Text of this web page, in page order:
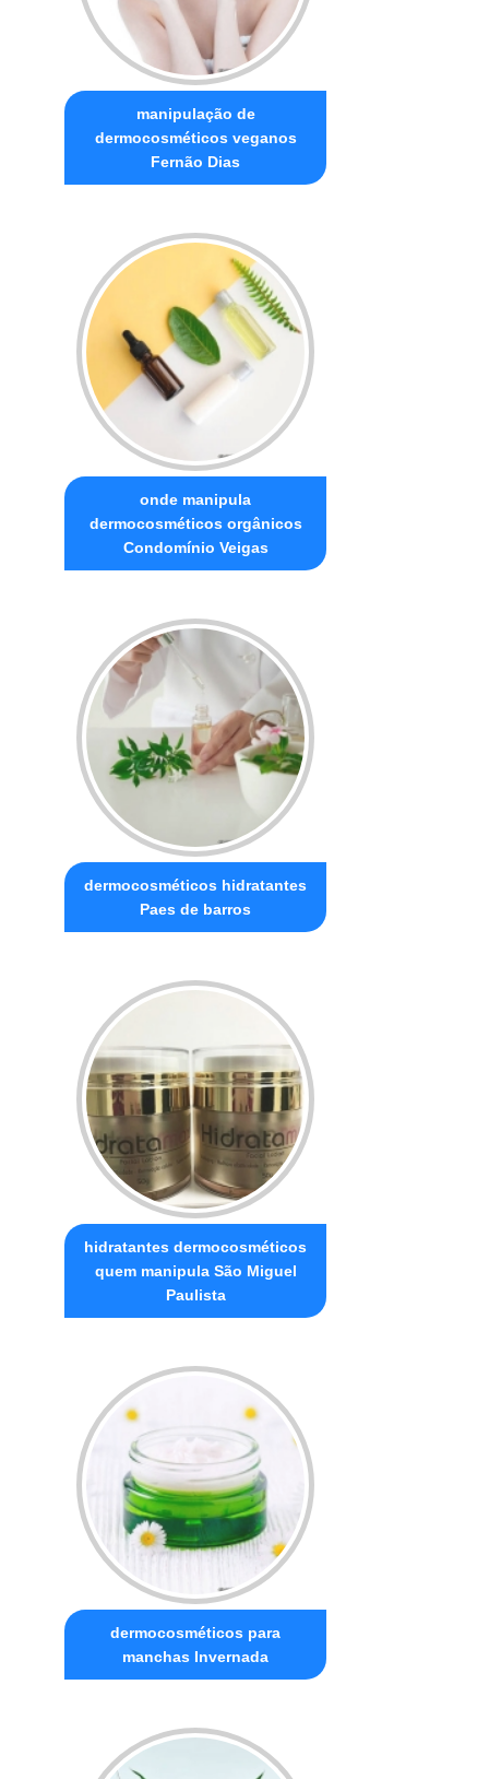
manipulação de
dermocosméticos veganos
Fernão Dias
onde manipula
dermocosméticos orgânicos
Condomínio Veigas
dermocosméticos hidratantes
Paes de barros
hidratantes dermocosméticos
quem manipula São Miguel
Paulista
dermocosméticos para
manchas Invernada